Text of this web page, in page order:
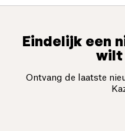
Eindelijk een
wilt
Ontvang de laatste